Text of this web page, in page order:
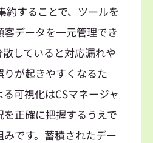
することで、ツールを
データを一元管理でき
散していると対応漏れや
が起きやすくなるた
可視化はCSマネージャ
正確に把握するうえで
です。蓄積されたデー